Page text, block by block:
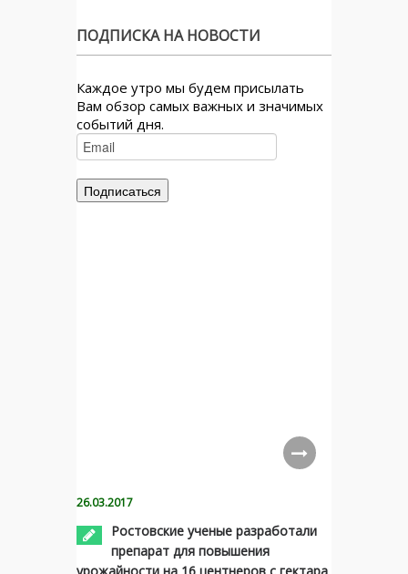
ПОДПИСКА НА НОВОСТИ
Каждое утро мы будем присылать
Вам обзор самых важных и значимых
событий дня.
26.03.2017
Ростовские ученые разработали
препарат для повышения